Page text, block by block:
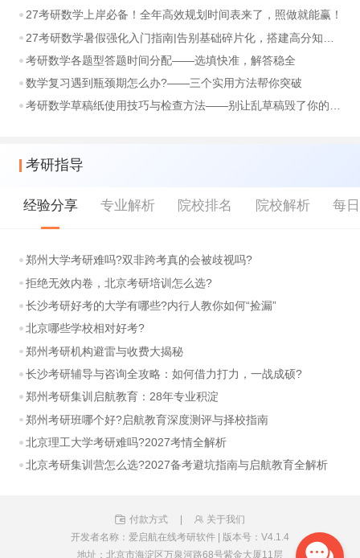
27考研数学上岸必备！全年高效规划时间表来了，照做就能赢！
27考研数学暑假强化入门指南|告别基础碎片化，搭建高分知识体系
考研数学各题型答题时间分配——选填快准，解答稳全
数学复习遇到瓶颈期怎么办?——三个实用方法帮你突破
考研数学草稿纸使用技巧与检查方法——别让乱草稿毁了你的分数
考研指导
经验分享 专业解析 院校排名 院校解析 每
郑州大学考研难吗?双非跨考真的会被歧视吗?
拒绝无效内卷，北京考研培训怎么选?
长沙考研好考的大学有哪些?内行人教你如何“捡漏”
北京哪些学校相对好考?
郑州考研机构避雷与收费大揭秘
长沙考研辅导与咨询全攻略：如何借力打力，一战成硕?
郑州考研集训启航教育：28年专业积淀
郑州考研班哪个好?启航教育深度测评与择校指南
北京理工大学考研难吗?2027考情全解析
北京考研集训营怎么选?2027备考避坑指南与启航教育全解析
付款方式 |
关于我们
开发者名称：爱启航在线考研软件
版本号：V4.1.4
地址：北京市海淀区万泉河路68号紫金大厦11层